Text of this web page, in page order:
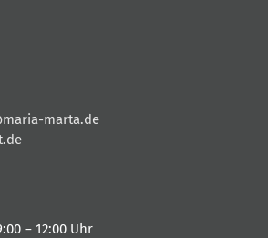
marta.de
– 12:00 Uhr